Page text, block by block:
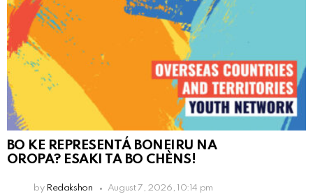
BO KE REPRESENTÁ BONEIRU NA
OROPA? ESAKI TA BO CHÈNS!
by Redakshon August 7, 2026, 10:14 pm